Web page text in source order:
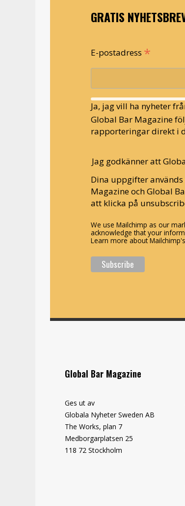
GRATIS
E-postadress *
Ja, jag vill ha nyheter
Global Bar Magazine
rapporteringar direkt i
Jag godkänner att
Dina uppgifter
Magazine och Global
att klicka på
We use Mailchimp as our
acknowledge that your
Learn more about
Global Bar Magazine
Ges ut av
Globala Nyheter Sweden AB
The Works, plan 7
Medborgarplatsen 25
118 72 Stockholm